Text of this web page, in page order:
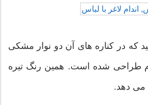
که در کناره های آن دو نوار مشکی
طراحی شده است. همین رنگ تیره
می دهد.